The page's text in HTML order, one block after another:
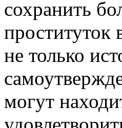
сохранить
проституток
не только
могут